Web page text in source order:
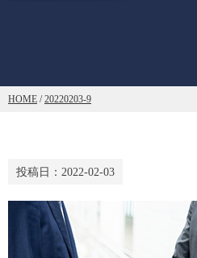
HOME /20220203-9
投稿日： 2022-02-03